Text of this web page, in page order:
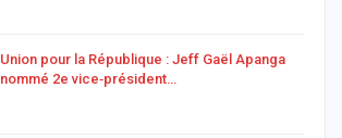
Union pour la République : Jeff Gaël Apanga
nommé 2e vice‑président…